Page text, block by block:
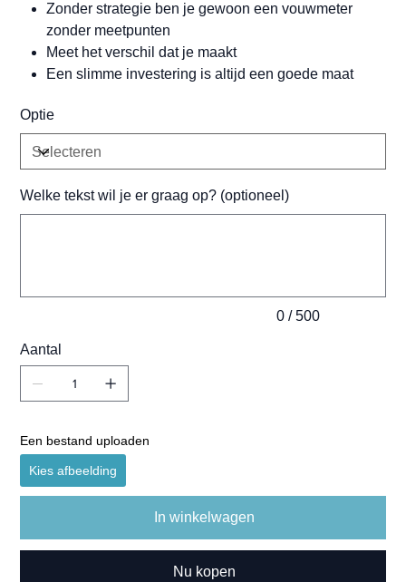
Zonder strategie ben je gewoon een vouwmeter
zonder meetpunten
Meet het verschil dat je maakt
Een slimme investering is altijd een goede maat
Optie
Welke tekst wil je er graag op? (optioneel)
0 / 500
Aantal
Een bestand uploaden
Kies afbeelding
In winkelwagen
Nu kopen